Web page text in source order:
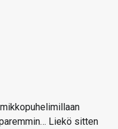
Liekö sitten